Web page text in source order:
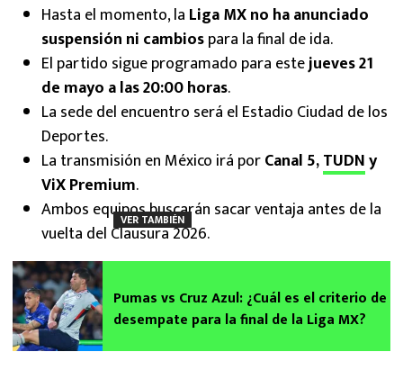
Hasta el momento, la Liga MX no ha anunciado
suspensión ni cambiospara la final de ida.
El partido sigue programado para estejueves 21
de mayo a las 20:00 horas.
La sede del encuentro será el Estadio Ciudad de los
Deportes.
La transmisión en México irá porCanal 5,TUDNy
ViX Premium.
Ambos equipos buscarán sacar ventaja antes de la
vuelta del Clausura 2026.
VER TAMBIÉN
Pumas vs Cruz Azul: ¿Cuál es el criterio de
desempate para la final de la Liga MX?